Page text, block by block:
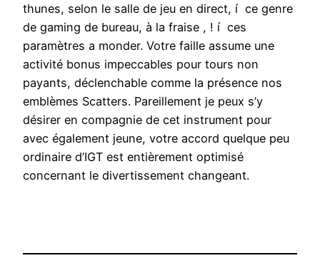
thunes, selon le salle de jeu en direct, í ce genre
de gaming de bureau, à la fraise , ! í ces
paramètres a monder. Votre faille assume une
activité bonus impeccables pour tours non
payants, déclenchable comme la présence nos
emblèmes Scatters. Pareillement je peux s’y
désirer en compagnie de cet instrument pour
avec également jeune, votre accord quelque peu
ordinaire d’IGT est entièrement optimisé
concernant le divertissement changeant.